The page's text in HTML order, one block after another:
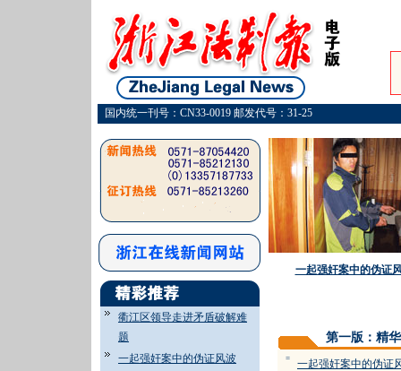
国内统一刊号：CN33-0019 邮发代号：31-25
衢江区领导走进矛盾破解难
题
一起强奸案中的伪证风波
一起强奸案中的伪证
第一版：精
= 一起强奸案中的伪证